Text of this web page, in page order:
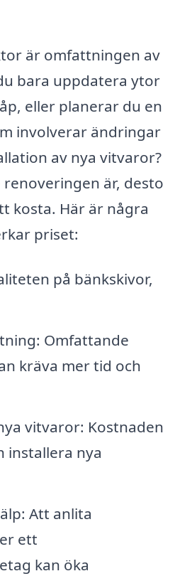
är omfattningen av
bara uppdatera ytor
eller planerar du en
involverar ändringar
av nya vitvaror?
är, desto
kosta. Här är några
priset:
på bänkskivor,
Omfattande
kräva mer tid och
vitvaror: Kostnaden
installera nya
Att anlita
ett
kan öka